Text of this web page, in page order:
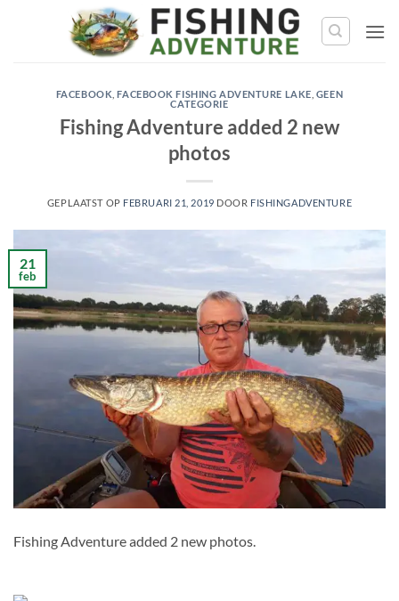
FACEBOOK ,FACEBOOK FISHING ADVENTURE LAKE GEEN
CATEGORIE
Fishing Adventure added 2 new
photos
GEPLAATST OP FEBRUARI 21, 2019 DOOR FISHINGADVENTURE
21
feb
Fishing Adventure added 2 new photos.